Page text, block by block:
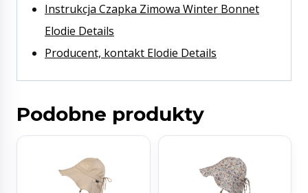
Instrukcja Czapka Zimowa Winter Bonnet
Elodie Details
Producent, kontakt Elodie Details
Podobne produkty